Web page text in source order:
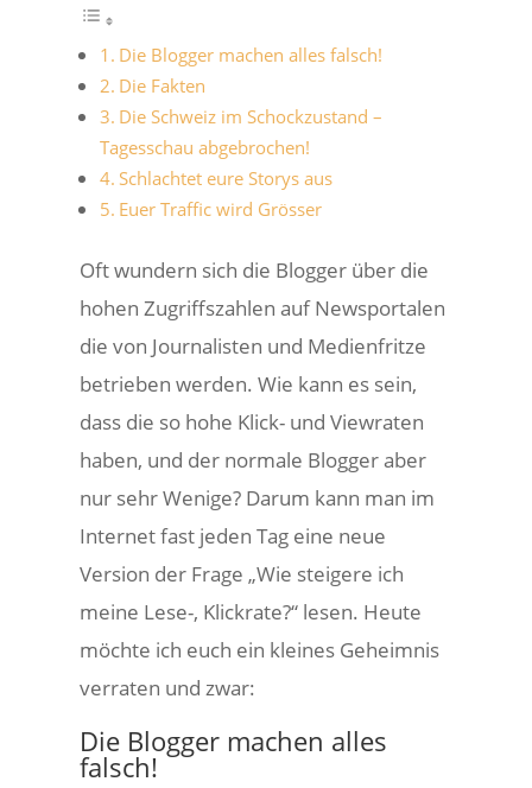
Die Blogger machen alles falsch!
Die Fakten
Die Schweiz im Schockzustand –
Tagesschau abgebrochen!
Schlachtet eure Storys aus
Euer Traffic wird Grösser
Oft wundern sich die Blogger über die
hohen Zugriffszahlen auf Newsportalen
die von Journalisten und Medienfritze
betrieben werden. Wie kann es sein,
dass die so hohe Klick- und Viewraten
haben, und der normale Blogger aber
nur sehr Wenige? Darum kann man im
Internet fast jeden Tag eine neue
Version der Frage „Wie steigere ich
meine Lese-, Klickrate?“ lesen. Heute
möchte ich euch ein kleines Geheimnis
verraten und zwar:
Die Blogger machen alles
falsch!